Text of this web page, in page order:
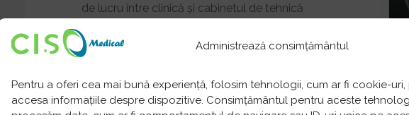
Administrează consimțământul
Pentru a oferi cea mai bună experiență, folosim tehnologii, cum ar fi cookie-
accesa informațiile despre dispozitive. Consimțământul pentru aceste
de lucru între clinică și cabinetul de tehnică